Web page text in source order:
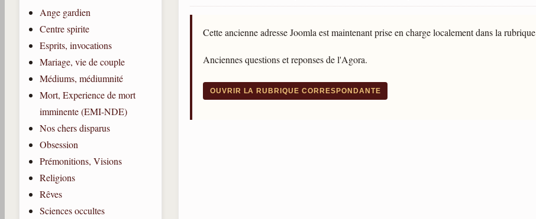
Ange gardien
Centre spirite
Esprits, invocations
Mariage, vie de couple
Médiums, médiumnité
Mort, Experience de mort
imminente (EMI-NDE)
Nos chers disparus
Obsession
Prémonitions, Visions
Religions
Rêves
Sciences occultes
Cette ancienne adresse Joomla est maintenant prise en charge localement dans la rubrique
Anciennes questions et reponses de l'Agora.
OUVRIR LA RUBRIQUE CORRESPONDANTE